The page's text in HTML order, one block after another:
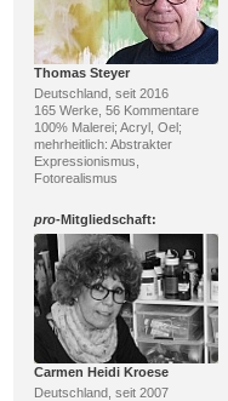
Thomas Steyer
Deutschland, seit 2016
165 Werke, 56 Kommentare
100% Malerei; Acryl, Oel;
mehrheitlich: Abstrakter
Expressionismus,
Fotorealismus
pro-Mitgliedschaft:
Carmen Heidi Kroese
Deutschland, seit 2007